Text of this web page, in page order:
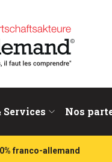
Services Nos
franco-allemand